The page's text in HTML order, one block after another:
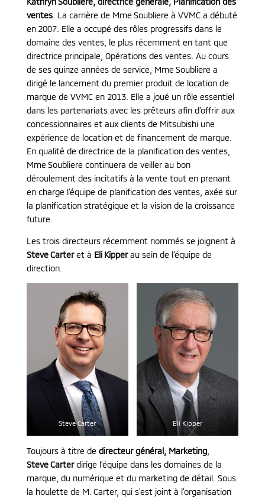
ventes. La carrière de Mme Soubliere à VVMC a débuté
en 2007. Elle a occupé des rôles progressifs dans le
domaine des ventes, le plus récemment en tant que
directrice principale, Opérations des ventes. Au cours
de ses quinze années de service, Mme Soubliere a
dirigé le lancement du premier produit de location de
marque de VVMC en 2013. Elle a joué un rôle essentiel
dans les partenariats avec les prêteurs afin d’offrir aux
concessionnaires et aux clients de Mitsubishi une
expérience de location et de financement de marque.
En qualité de directrice de la planification des ventes,
Mme Soubliere continuera de veiller au bon
déroulement des incitatifs à la vente tout en prenant
en charge l’équipe de planification des ventes, axée sur
la planification stratégique et la vision de la croissance
future.
Les trois directeurs récemment nommés se joignent à
Steve Carteret à Eli Kipperau sein de l’équipe de
direction.
Steve Carter Eli Kipper
Toujours à titre de directeur général, Marketing,
Steve Carterdirige l’équipe dans les domaines de la
marque, du numérique et du marketing de détail. Sous
la houlette de M. Carter, qui s’est joint à l’organisation